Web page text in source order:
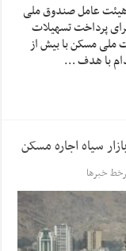
عامل صندوق ملی
پرداخت تسهیلات
نهضت ملی مسکن با بیش از
خبرها